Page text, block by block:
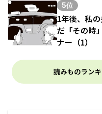
5位
1年後、私
だ「その時
ナー（1）
読みものラン